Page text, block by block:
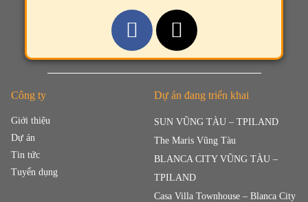
Công ty
Giới thiệu
Dự án
Tin tức
Tuyển dụng
Dự án đang triển khai
SUN VŨNG TÀU – TPILAND
The Maris Vũng Tàu
BLANCA CITY VŨNG TÀU –
TPILAND
Casa Villa Townhouse – Blanca City